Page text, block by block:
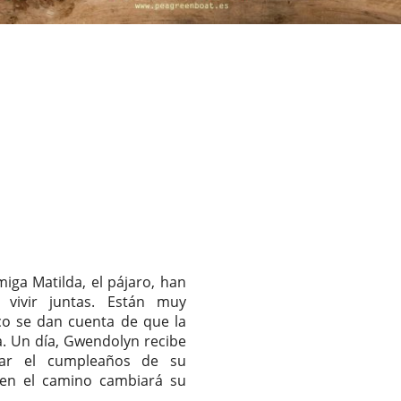
Matilda, el pájaro, han
juntas. Están muy
se dan cuenta de que la
Un día, Gwendolyn recibe
el cumpleaños de su
el camino cambiará su